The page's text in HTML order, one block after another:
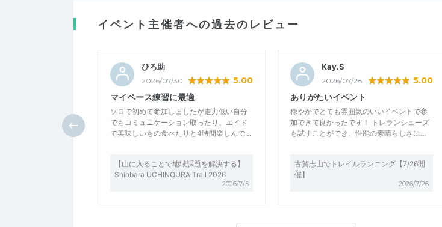
イベント主催者への過去のレビュー
ひろ助
2026/07/30 5.00
マイペース練習に最適
ソロで初めて参加しましたが走力低い自分
でもコミュニケーション取ったり、エイド
で美味しいもの食べたりと4時間楽しんで…
【山に入ることで地域課題を解決する】
Shiobara UCHINOURA Trail 2026
2026/7/5
Kay.S
2026/07/28 5.00
ありがたいイベント
穏やかでとても雰囲気のいいイベントで参
加できて良かったです！ トレランシューズ
も試すことができ、性能の素晴らしさに…
古賀志山でトレイルランニング【7/26開
催】
2026/7/26